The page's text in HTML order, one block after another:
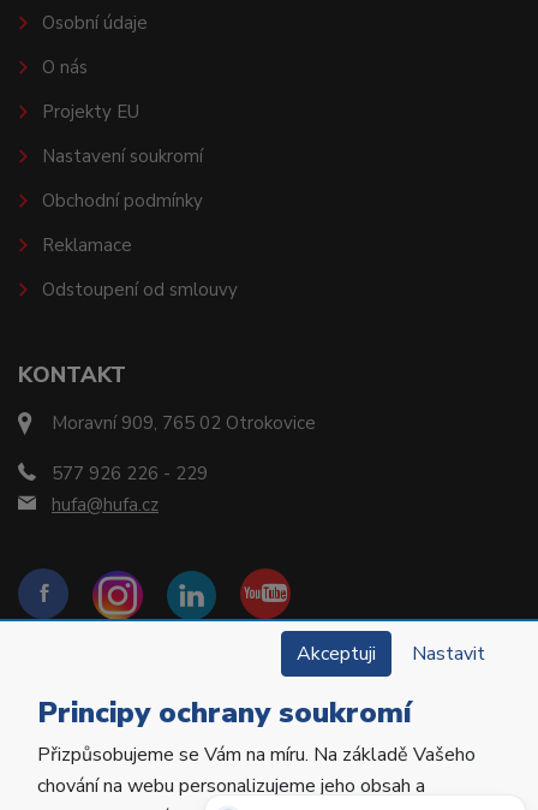
KONTAKT
Moravní 909, 765 02 Otrokovice
577 926 226 - 229
hufa@hufa.cz
Osobní údaje
O nás
Projekty EU
Nastavení soukromí
Obchodní podmínky
Reklamace
Odstoupení od smlouvy
Copyright © 2022 Hu-Fa Dental a.s. Všechna práva
vyhrazena.
Akceptuji Nastavit
Principy ochrany soukromí
Přizpůsobujeme se Vám na míru. Na základě Vašeho
chování na webu personalizujeme jeho obsah a
Potřebujete poradit?Zeptejte se našeho